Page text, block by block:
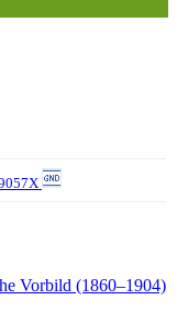
Vorbild (1860–1904)